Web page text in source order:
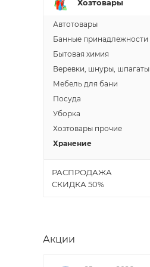
Хозтовары
Автотовары
Банные принадлежности
Бытовая химия
Веревки, шнуры, шпагаты
Мебель для бани
Посуда
Уборка
Хозтовары прочие
Хранение
РАСПРОДАЖА
СКИДКА 50%
Акции